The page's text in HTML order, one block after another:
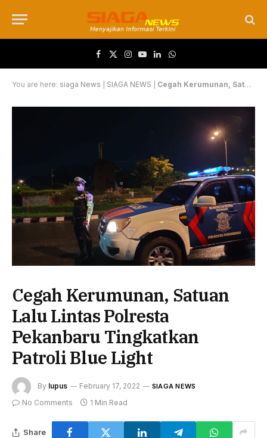
Facebook
X (Twitter)
Instagram
YouTube
LinkedInWhatsApp
You are here: siaga News SIAGA NEWS Cegah Kerumunan, Satuan Lalu Lintas Polresta Pekanbaru Tingkatkan Patroli Blue Light
Cegah Kerumunan, Satuan
Lalu Lintas Polresta
Pekanbaru Tingkatkan
Patroli Blue Light
By lupus February 17, 2022 SIAGA NEWS
No Comments 1 Min Read
Share